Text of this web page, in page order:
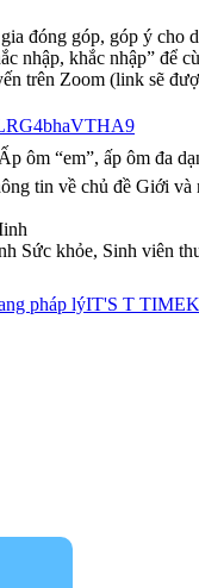
đóng góp, góp ý cho
nhập, khắc nhập” để
trên Zoom (link sẽ
ôm “em”, ấp ôm đa
tin về chủ đề Giới
Sức khỏe, Sinh viên
pháp lýIT'S T TIME